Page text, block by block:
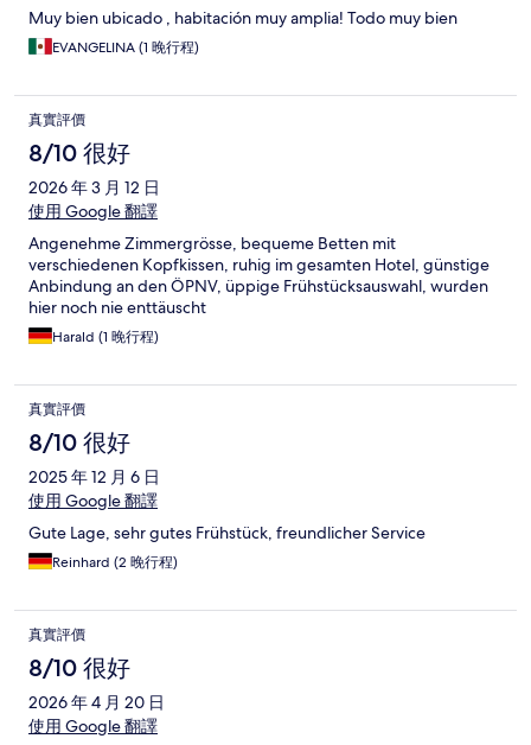
Muy bien ubicado , habitación muy amplia! Todo muy bien
EVANGELINA (1 晚行程)
真實評價
8/10 很好
2026 年 3 月 12 日
使用 Google 翻譯
Angenehme Zimmergrösse, bequeme Betten mit
verschiedenen Kopfkissen, ruhig im gesamten Hotel, günstige
Anbindung an den ÖPNV, üppige Frühstücksauswahl, wurden
hier noch nie enttäuscht
Harald (1 晚行程)
真實評價
8/10 很好
2025 年 12 月 6 日
使用 Google 翻譯
Gute Lage, sehr gutes Frühstück, freundlicher Service
Reinhard (2 晚行程)
真實評價
8/10 很好
2026 年 4 月 20 日
使用 Google 翻譯